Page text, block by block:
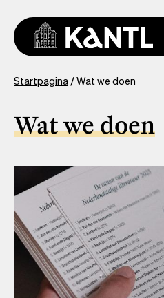
naar
inhoud
You
here
Startpagina Wat we doen
Wat we doen